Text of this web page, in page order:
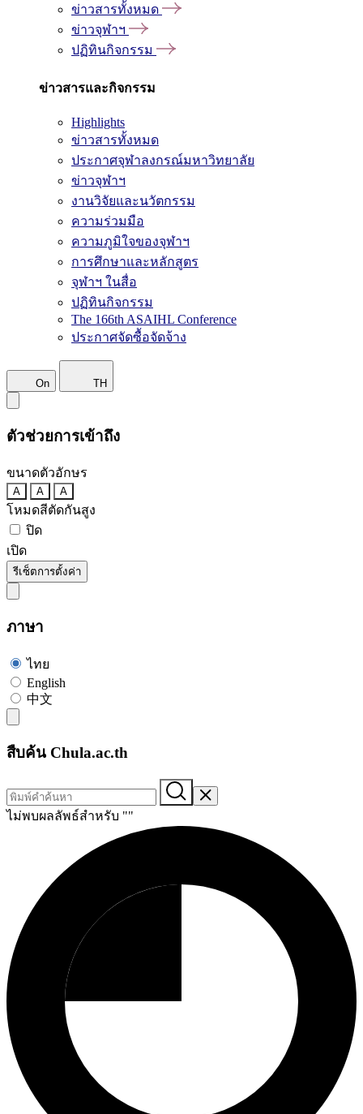
ข่าวสารทั้งหมด
ข่าวจุฬาฯ
ปฏิทินกิจกรรม
ข่าวสารและกิจกรรม
Highlights
ข่าวสารทั้งหมด
ประกาศจุฬาลงกรณ์มหาวิทยาลัย
ข่าวจุฬาฯ
งานวิจัยและนวัตกรรม
ความร่วมมือ
ความภูมิใจของจุฬาฯ
การศึกษาและหลักสูตร
จุฬาฯ ในสื่อ
ปฏิทินกิจกรรม
The 166th ASAIHL Conference
ประกาศจัดซื้อจัดจ้าง
On TH
ตัวช่วยการเข้าถึง
ขนาดตัวอักษร
A A A
โหมดสีตัดกันสูง
ปิด
เปิด
รีเซ็ตการตั้งค่า
ภาษา
ไทย
English
中文
สืบค้น Chula.ac.th
ไม่พบผลลัพธ์สำหรับ ""